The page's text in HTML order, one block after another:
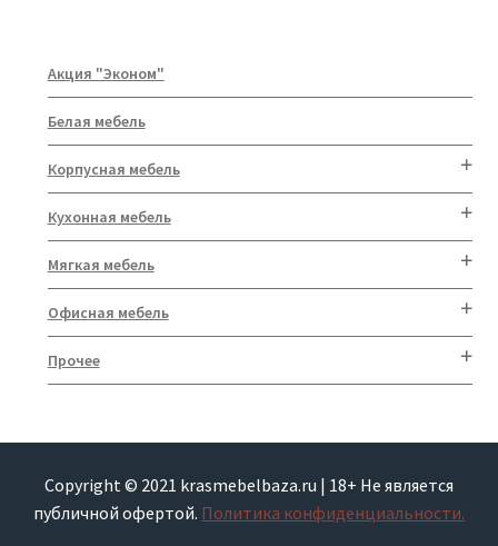
Акция "Эконом"
Белая мебель
Корпусная мебель
Кухонная мебель
Мягкая мебель
Офисная мебель
Прочее
Copyright © 2021 krasmebelbaza.ru | 18+ Не является
публичной офертой. Политика конфиденциальности.